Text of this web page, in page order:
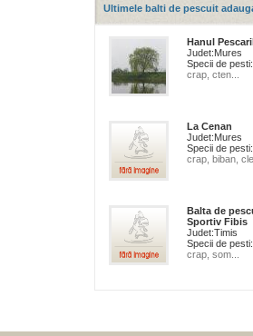
Ultimele balti de pescuit
Hanul
Judet:Mures
Specii de pesti:
crap, cten...
La Cenan
Judet:Mures
Specii de pesti:
crap, biban,
Balta de
Sportiv Fibis
Judet:Timis
Specii de pesti:
crap, som...